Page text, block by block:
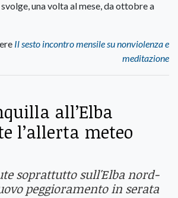
una volta al mese, da ottobre a
Il sesto incontro mensile su nonviolenza e
meditazione
all’Elba
l’allerta meteo
soprattutto sull'Elba nord-
peggioramento in serata